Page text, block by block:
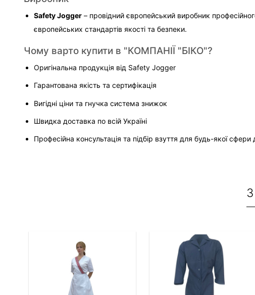
Safety Jogger – провідний європейський виробник
європейських стандартів якості та безпеки.
Чому варто купити в "КОМПАНІЇ "БІКО"?
Оригінальна продукція від Safety Jogger
Гарантована якість та сертифікація
Вигідні ціни та гнучка система знижок
Швидка доставка по всій Україні
Професійна консультація та підбір взуття для будь-якої сфери